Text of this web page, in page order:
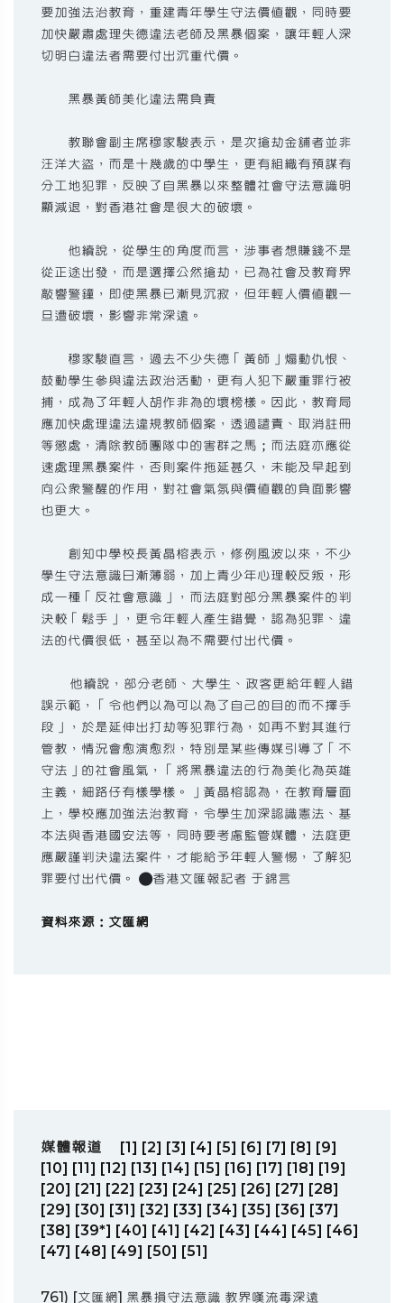
要加強法治教育，重建青年學生守法價值觀，同時要
加快嚴肅處理失德違法老師及黑暴個案，讓年輕人深
切明白違法者需要付出沉重代價。
黑暴黃師美化違法需負責
教聯會副主席穆家駿表示，是次搶劫金舖者並非
汪洋大盜，而是十幾歲的中學生，更有組織有預謀有
分工地犯罪，反映了自黑暴以來整體社會守法意識明
顯減退，對香港社會是很大的破壞。
他續說，從學生的角度而言，涉事者想賺錢不是
從正途出發，而是選擇公然搶劫，已為社會及教育界
敲響警鐘，即使黑暴已漸見沉寂，但年輕人價值觀一
旦遭破壞，影響非常深遠。
穆家駿直言，過去不少失德「黃師」煽動仇恨、
鼓動學生參與違法政治活動，更有人犯下嚴重罪行被
捕，成為了年輕人胡作非為的壞榜樣。因此，教育局
應加快處理違法違規教師個案，透過譴責、取消註冊
等懲處，清除教師團隊中的害群之馬；而法庭亦應從
速處理黑暴案件，否則案件拖延甚久，未能及早起到
向公眾警醒的作用，對社會氣氛與價值觀的負面影響
也更大。
創知中學校長黃晶榕表示，修例風波以來，不少
學生守法意識日漸薄弱，加上青少年心理較反叛，形
成一種「反社會意識」，而法庭對部分黑暴案件的判
決較「鬆手」，更令年輕人產生錯覺，認為犯罪、違
法的代價很低，甚至以為不需要付出代價。
他續說，部分老師、大學生、政客更給年輕人錯
誤示範，「令他們以為可以為了自己的目的而不擇手
段」，於是延伸出打劫等犯罪行為，如再不對其進行
管教，情況會愈演愈烈，特別是某些傳媒引導了「不
守法」的社會風氣，「將黑暴違法的行為美化為英雄
主義，細路仔有樣學樣。」黃晶榕認為，在教育層面
上，學校應加強法治教育，令學生加深認識憲法、基
本法與香港國安法等，同時要考慮監管媒體，法庭更
應嚴謹判決違法案件，才能給予年輕人警惕，了解犯
罪要付出代價。 ●香港文匯報記者 于錦言
資料來源：文匯網
媒體報道 [1] [2] [3] [4] [5] [6] [7] [8] [9]
[10] [11] [12] [13] [14] [15] [16] [17] [18] [19]
[20] [21] [22] [23] [24] [25] [26] [27] [28]
[29] [30] [31] [32] [33] [34] [35] [36] [37]
[38] [39*] [40] [41] [42] [43] [44] [45] [46]
[47] [48] [49] [50] [51]
761) [文匯網] 黑暴損守法意識 教界嘆流毒深遠